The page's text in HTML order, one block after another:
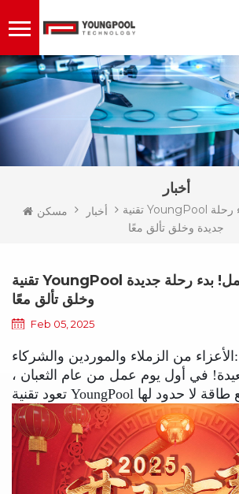
أخبار
مسكن أخبار
تقنية YoungPool عادت إلى العمل! بدء رحلة
جديدة وخلق تألق معًا
تقنية YoungPool عادت إلى العمل! بدء رحلة جديدة
وخلق تألق معًا
Feb 05, 2025
الأعزاء من الزملاء والموردين والشركاء:
في أول يوم عمل من عام الثعبان ،